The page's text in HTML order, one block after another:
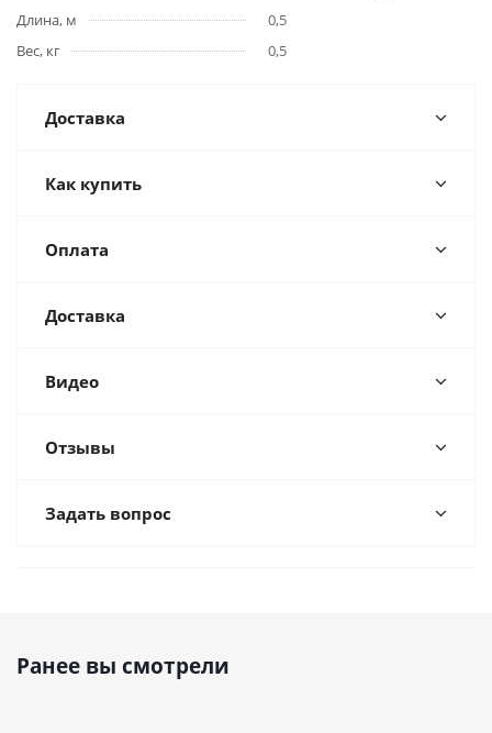
Длина, м
0,5
Вес, кг
0,5
Доставка
Как купить
Оплата
Доставка
Видео
Отзывы
Задать вопрос
Ранее вы смотрели